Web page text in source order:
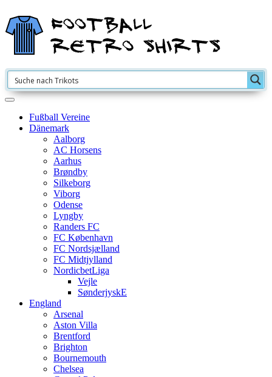
Fußball Vereine
Dänemark
Aalborg
AC Horsens
Aarhus
Brøndby
Silkeborg
Viborg
Odense
Lyngby
Randers FC
FC København
FC Nordsjælland
FC Midtjylland
NordicbetLiga
Vejle
SønderjyskE
England
Arsenal
Aston Villa
Brentford
Brighton
Bournemouth
Chelsea